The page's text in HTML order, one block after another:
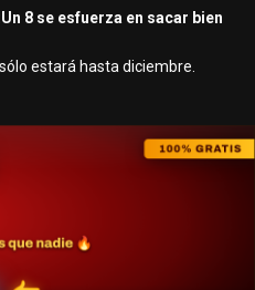
8 se esfuerza en sacar bien
sólo estará hasta diciembre.